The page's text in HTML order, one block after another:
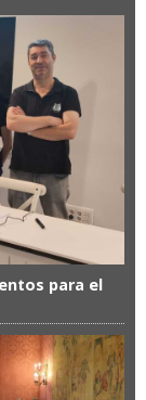
para el